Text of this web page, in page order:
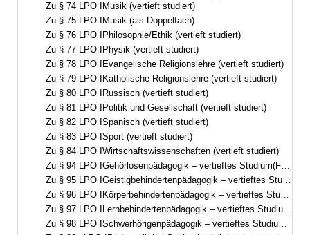
Zu § 74 LPO IMusik (vertieft studiert)
Zu § 75 LPO IMusik (als Doppelfach)
Zu § 76 LPO IPhilosophie/Ethik (vertieft studiert)
Zu § 77 LPO IPhysik (vertieft studiert)
Zu § 78 LPO IEvangelische Religionslehre (vertieft studiert)
Zu § 79 LPO IKatholische Religionslehre (vertieft studiert)
Zu § 80 LPO IRussisch (vertieft studiert)
Zu § 81 LPO IPolitik und Gesellschaft (vertieft studiert)
Zu § 82 LPO ISpanisch (vertieft studiert)
Zu § 83 LPO ISport (vertieft studiert)
Zu § 84 LPO IWirtschaftswissenschaften (vertieft studiert)
Zu § 94 LPO IGehörlosenpädagogik – vertieftes Studium(Förderschwerpunkt Hören, visuell-auditive Ausrichtung)
Zu § 95 LPO IGeistigbehindertenpädagogik – vertieftes Studium(Förderschwerpunkt geistige Entwicklung)
Zu § 96 LPO IKörperbehindertenpädagogik – vertieftes Studium(Förderschwerpunkt körperliche und motorische Entwicklung)
Zu § 97 LPO ILernbehindertenpädagogik – vertieftes Studium(Förderschwerpunkt Lernen – Pädagogik bei Lernschwierigkeiten/Lernbeeinträchtigungen)
Zu § 98 LPO ISchwerhörigenpädagogik – vertieftes Studium(Förderschwerpunkt Hören, auditiv-visuelle Ausrichtung)